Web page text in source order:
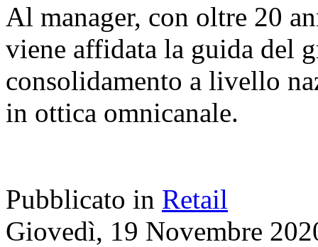
Al manager, con oltre 20
viene affidata la guida del
consolidamento a livello
in ottica omnicanale.
Pubblicato in Retail
Giovedì, 19 Novembre